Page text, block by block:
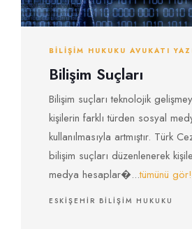
BILIŞIM HUKUKU AVUKATI
Bilişim Suçları
Bilişim suçları teknolojik
kişilerin farklı türden sosyal
kullanılmasıyla artmıştır. Türk
bilişim suçları düzenlenerek
medya hesaplar�...tümünü gör!
ESKIŞEHIR BILIŞIM HUKUKU